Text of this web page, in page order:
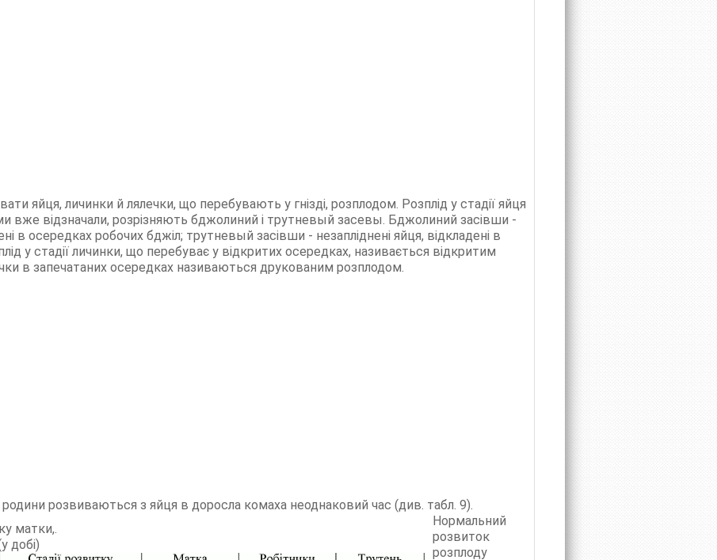
яйця, личинки й лялечки, що перебувають у гнізді, розплодом. Розплід у стадії яйця
вже відзначали, розрізняють бджолиний і трутневый засевы. Бджолиний засівши -
в осередках робочих бджіл; трутневый засівши - незапліднені яйця, відкладені в
у стадії личинки, що перебуває у відкритих осередках, називається відкритим
в запечатаних осередках називаються друкованим розплодом.
розвиваються з яйця в доросла комаха неоднаковий час (див. табл. 9).
матки,.
добі)
Нормальний
розвиток
розплоду